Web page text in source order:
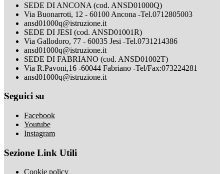
SEDE DI ANCONA (cod. ANSD01000Q)
Via Buonarroti, 12 - 60100 Ancona -Tel.0712805003
ansd01000q@istruzione.it
SEDE DI JESI (cod. ANSD01001R)
Via Gallodoro, 77 - 60035 Jesi -Tel.0731214386
ansd01000q@istruzione.it
SEDE DI FABRIANO (cod. ANSD01002T)
Via R.Pavoni,16 -60044 Fabriano -Tel/Fax:073224281
ansd01000q@istruzione.it
Seguici su
Facebook
Youtube
Instagram
Sezione Link Utili
Cookie policy